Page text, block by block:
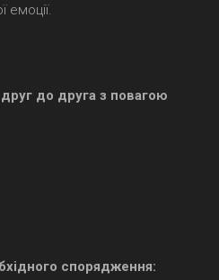
емоції.
до друга з повагою
спорядження: